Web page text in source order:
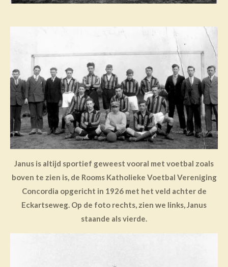
Janus is altijd sportief geweest vooral met voetbal zoals
boven te zien is, de Rooms Katholieke Voetbal Vereniging
Concordia opgericht in 1926 met het veld achter de
Eckartseweg. Op de foto rechts, zien we links, Janus
staande als vierde.